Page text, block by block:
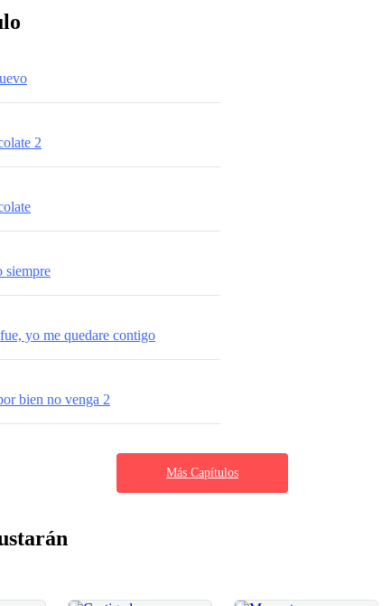
2
siempre
yo me quedare contigo
bien no venga 2
Más Capítulos